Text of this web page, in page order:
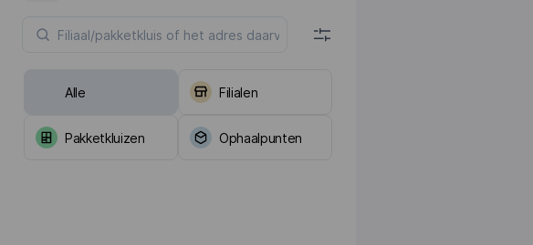
Alle Filialen
Pakketkluizen Ophaalpunten